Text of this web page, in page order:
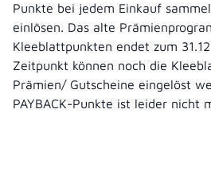
Punkte bei jedem Einkauf
einlösen. Das alte
Kleeblattpunkten endet zum
Zeitpunkt können noch die
Prämien/ Gutscheine eingelöst
PAYBACK-Punkte ist leider nicht